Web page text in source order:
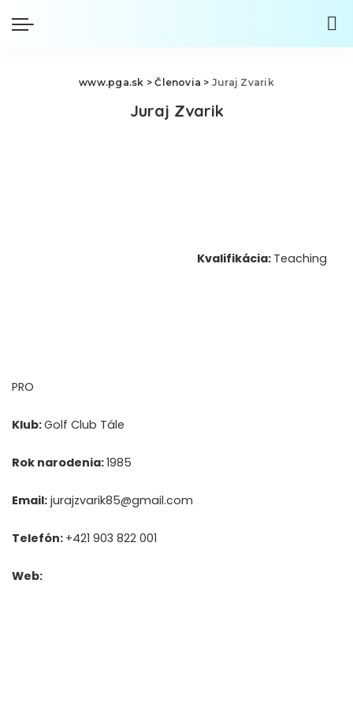
www.pga.sk >Členovia > Juraj Zvarik
Juraj Zvarik
Kvalifikácia: Teaching
PRO
Klub:Golf Club Tále
Rok narodenia:1985
Email: jurajzvarik85@gmail.com
Telefón: +421 903 822 001
Web: